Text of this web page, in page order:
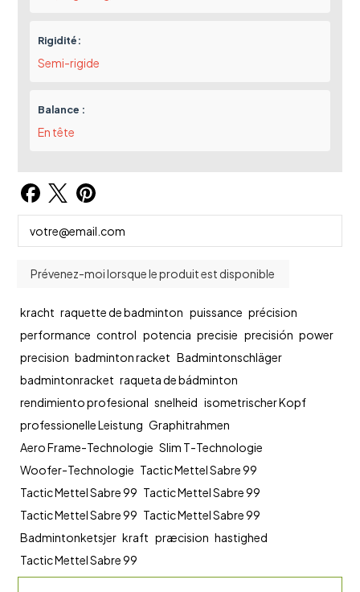
Rigidité:
Semi-rigide
Balance :
En tête
kracht raquette de badminton puissance précision
performance control potencia precisie precisión power
precision badminton racket Badmintonschläger
badmintonracket raqueta de bádminton
rendimiento profesional snelheid isometrischer Kopf
professionelle Leistung Graphitrahmen
Aero Frame-Technologie Slim T-Technologie
Woofer-Technologie Tactic Mettel Sabre 99
Tactic Mettel Sabre 99 Tactic Mettel Sabre 99
Tactic Mettel Sabre 99 Tactic Mettel Sabre 99
Badmintonketsjer kraft præcision hastighed
Tactic Mettel Sabre 99